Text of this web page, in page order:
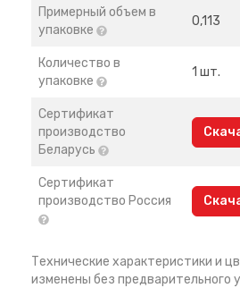
Примерный объем в
упаковке
0,113
Количество в
упаковке
1 шт.
Сертификат
производство
Беларусь
Сертификат
производство Россия
Технические характеристики и
изменены без предварительного